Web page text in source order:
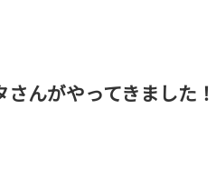
んがやってきました！